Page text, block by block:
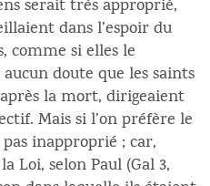
serait très approprié,
dans l’espoir du
comme si elles le
doute que les saints
la mort, dirigeaient
Mais si l’on préfère le
inapproprié ; car,
Loi, selon Paul (Gal 3,